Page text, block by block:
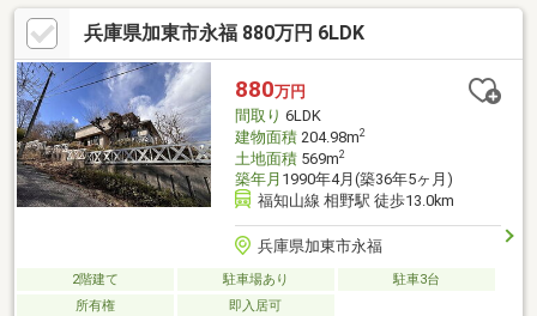
兵庫県加東市永福 880万円 6LDK
880万円
間取り 6LDK
建物面積204.98m2
土地面積569m2
築年月 1990年4月(築36年5ヶ月)
福知山線 相野駅 徒歩13.0km
兵庫県加東市永福
2階建て 駐車場あり
駐車3台
所有権
即入居可